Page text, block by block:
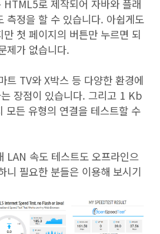
HTML5로 제작되어 자바와 플래
측정을 할 수 있습니다. 아쉽게도
첫 페이지의 버튼만 누르면 되
제가 없습니다.
트 TV와 X박스 등 다양한 환경에
장점이 있습니다. 그리고 1 Kb
든 유형의 연결을 테스트할 수
LAN 속도 테스트도 오프라인으
니 필요한 분들은 이용해 보시기